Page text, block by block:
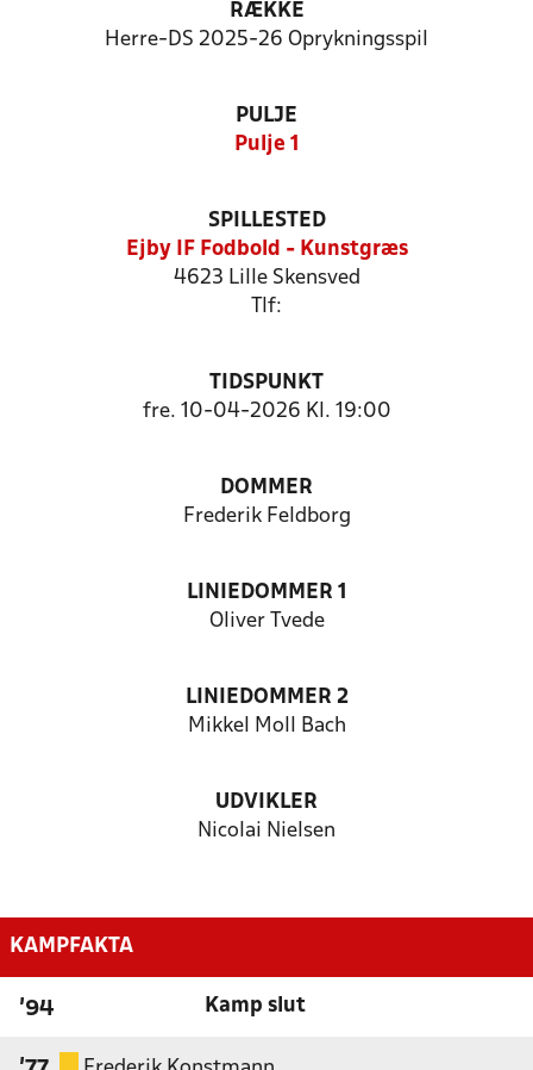
RÆKKE
Herre-DS 2025-26 Oprykningsspil
PULJE
Pulje 1
SPILLESTED
Ejby IF Fodbold - Kunstgræs
4623 Lille Skensved
Tlf:
TIDSPUNKT
fre. 10-04-2026 Kl. 19:00
DOMMER
Frederik Feldborg
LINIEDOMMER 1
Oliver Tvede
LINIEDOMMER 2
Mikkel Moll Bach
UDVIKLER
Nicolai Nielsen
KAMPFAKTA
'94 Kamp slut